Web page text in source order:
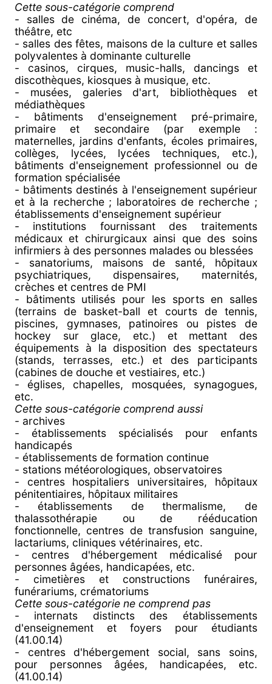
Cette sous-catégorie comprend
- salles de cinéma, de concert, d'opéra, de
théâtre, etc
- salles des fêtes, maisons de la culture et salles
polyvalentes à dominante culturelle
- casinos, cirques, music-halls, dancings et
discothèques, kiosques à musique, etc.
- musées, galeries d'art, bibliothèques et
médiathèques
- bâtiments d'enseignement pré-primaire,
primaire et secondaire (par exemple :
maternelles, jardins d'enfants, écoles primaires,
collèges, lycées, lycées techniques, etc.),
bâtiments d'enseignement professionnel ou de
formation spécialisée
- bâtiments destinés à l'enseignement supérieur
et à la recherche ; laboratoires de recherche ;
établissements d'enseignement supérieur
- institutions fournissant des traitements
médicaux et chirurgicaux ainsi que des soins
infirmiers à des personnes malades ou blessées
- sanatoriums, maisons de santé, hôpitaux
psychiatriques, dispensaires, maternités,
crèches et centres de PMI
- bâtiments utilisés pour les sports en salles
(terrains de basket-ball et courts de tennis,
piscines, gymnases, patinoires ou pistes de
hockey sur glace, etc.) et mettant des
équipements à la disposition des spectateurs
(stands, terrasses, etc.) et des participants
(cabines de douche et vestiaires, etc.)
- églises, chapelles, mosquées, synagogues,
etc.
Cette sous-catégorie comprend aussi
- archives
- établissements spécialisés pour enfants
handicapés
- établissements de formation continue
- stations météorologiques, observatoires
- centres hospitaliers universitaires, hôpitaux
pénitentiaires, hôpitaux militaires
- établissements de thermalisme, de
thalassothérapie ou de rééducation
fonctionnelle, centres de transfusion sanguine,
lactariums, cliniques vétérinaires, etc.
- centres d'hébergement médicalisé pour
personnes âgées, handicapées, etc.
- cimetières et constructions funéraires,
funérariums, crématoriums
Cette sous-catégorie ne comprend pas
- internats distincts des établissements
d'enseignement et foyers pour étudiants
(41.00.14)
- centres d'hébergement social, sans soins,
pour personnes âgées, handicapées, etc.
(41.00.14)